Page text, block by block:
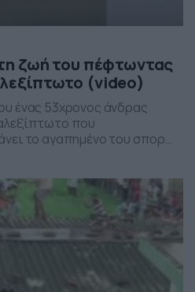
ζωή του πέφτωντας
(video)
ένας 53χρονος άνδρας
που
το αγαπημένο του σπορ
ο θάνατός του
από ύψος ίσο με τον
και […]